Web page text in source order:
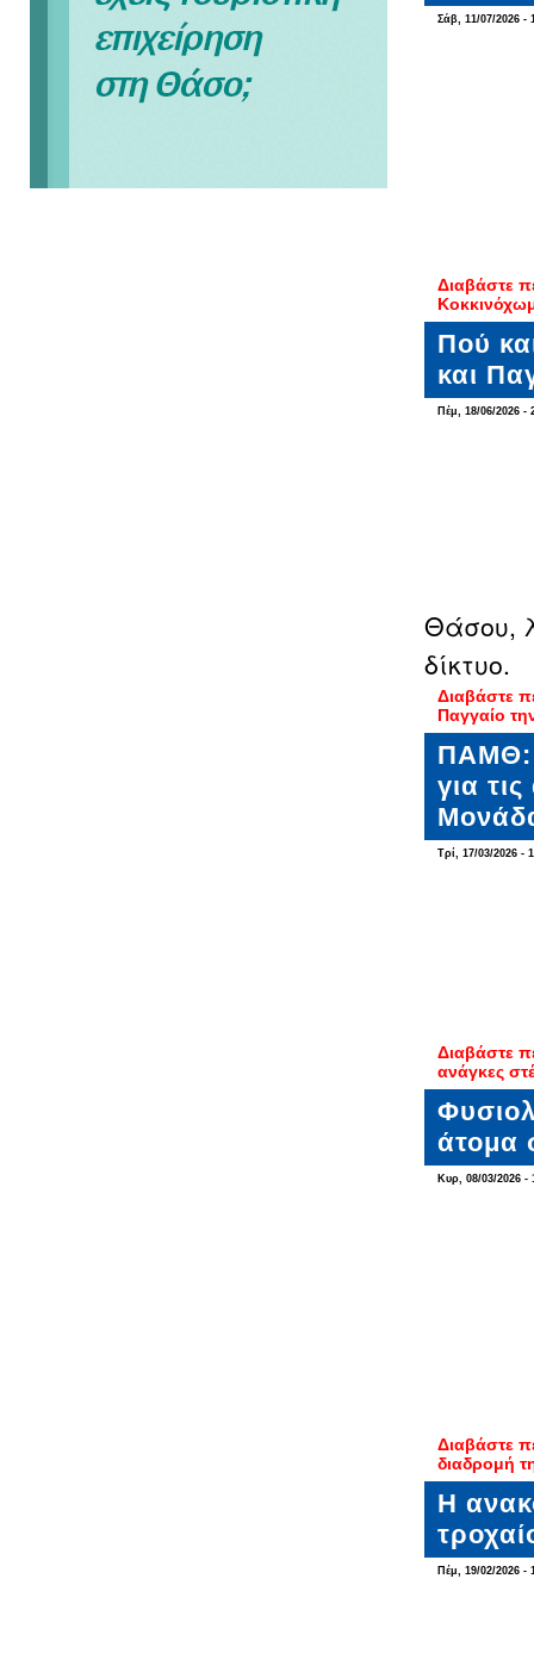
Σάβ, 11/07/2026 -
Διαβάστε
Πού
και
Πέμ, 18/06/2026 -
Θάσου,
δίκτυο.
Διαβάστε
Παγγαίο
ΠΑΜΘ:
για
Τρί, 17/03/2026 -
Διαβάστε
ανάγκες
άτομα
Κυρ, 08/03/2026 -
Διαβάστε
διαδρομή
Η
Πέμ, 19/02/2026 -